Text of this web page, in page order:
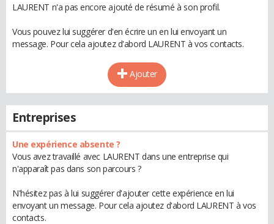
LAURENT n'a pas encore ajouté de résumé à son profil.
Vous pouvez lui suggérer d'en écrire un en lui envoyant un
message. Pour cela ajoutez d'abord LAURENT à vos contacts.
Ajouter
Entreprises
Une expérience absente ?
Vous avez travaillé avec LAURENT dans une entreprise qui
n'apparaît pas dans son parcours ?
N'hésitez pas à lui suggérer d'ajouter cette expérience en lui
envoyant un message. Pour cela ajoutez d'abord LAURENT à vos
contacts.